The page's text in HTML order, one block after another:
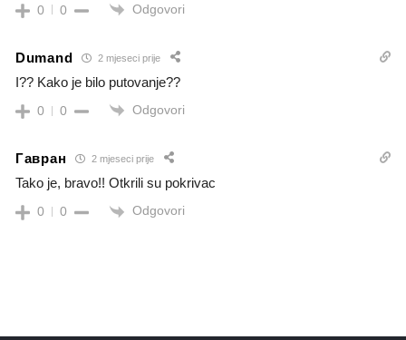
0 0 Odgovori
Dumand 2 mjeseci prije
I?? Kako je bilo putovanje??
0 0 Odgovori
Гавран 2 mjeseci prije
Tako je, bravo!! Otkrili su pokrivac
0 0 Odgovori